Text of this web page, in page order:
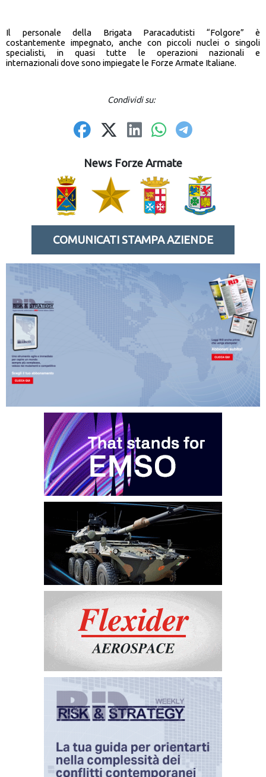
Il personale della Brigata Paracadutisti “Folgore” è
costantemente impegnato, anche con piccoli nuclei o singoli
specialisti, in quasi tutte le operazioni nazionali e
internazionali dove sono impiegate le Forze Armate Italiane.
Condividi su:
News Forze Armate
COMUNICATI STAMPA AZIENDE